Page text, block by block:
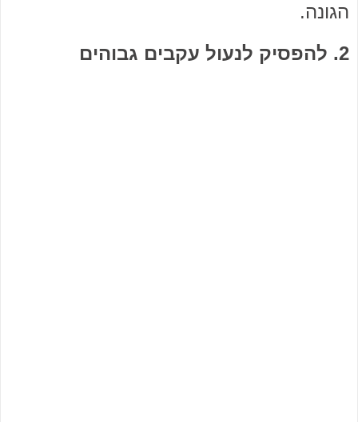
הגונה.
2. להפסיק לנעול עקבים גבוהים